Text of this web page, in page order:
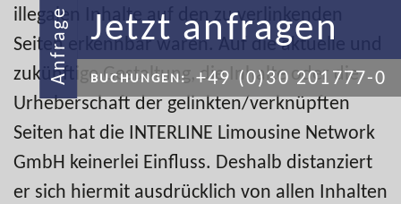
illegalen Inhalte auf den zu verlinkenden
Seiten erkennbar waren. Auf die aktuelle und
zukünftige Gestaltung, die Inhalte oder die
Urheberschaft der gelinkten/verknüpften
Seiten hat die INTERLINE Limousine Network
GmbH keinerlei Einfluss. Deshalb distanziert
er sich hiermit ausdrücklich von allen Inhalten
Anfrage Jetzt anfragen
BUCHUNGEN: +49 (0)30 201777-0